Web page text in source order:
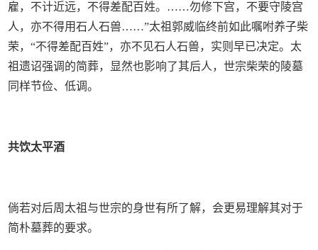
雇，不计近远，不得差配百姓。……勿修下宫，不要守陵宫
人，亦不得用石人石兽……”太祖郭威临终前如此嘱咐养子柴
荣，“不得差配百姓”，亦不见石人石兽，实则早已决定。太
祖遗诏强调的简葬，显然也影响了其后人，世宗柴荣的陵墓
同样节俭、低调。
共饮太平酒
倘若对后周太祖与世宗的身世有所了解，会更易理解其对于
简朴墓葬的要求。